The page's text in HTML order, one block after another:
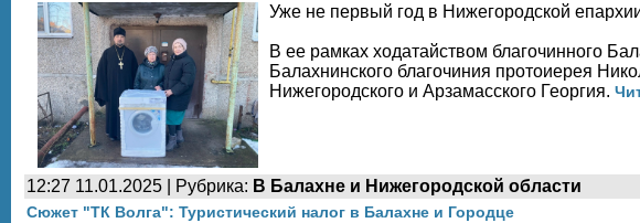
Уже не первый год в Нижегородской
В ее рамках ходатайством благочинного
Балахнинского благочиния протоиерея
Нижегородского и Арзамасского Георгия.
12:27 11.01.2025 | Рубрика: В Балахне и Нижегородской области
Сюжет "ТК Волга": Туристический налог в Балахне и Городце